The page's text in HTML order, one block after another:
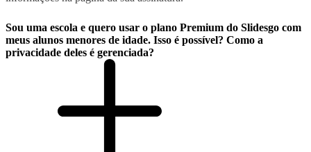
Sou uma escola e quero usar o plano Premium do Slidesgo com
meus alunos menores de idade. Isso é possível? Como a
privacidade deles é gerenciada?